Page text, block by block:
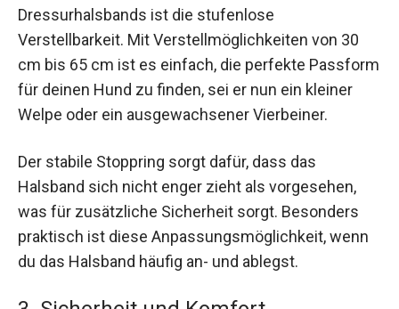
Dressurhalsbands ist die stufenlose
Verstellbarkeit. Mit Verstellmöglichkeiten von 30
cm bis 65 cm ist es einfach, die perfekte Passform
für deinen Hund zu finden, sei er nun ein kleiner
Welpe oder ein ausgewachsener Vierbeiner.
Der stabile Stoppring sorgt dafür, dass das
Halsband sich nicht enger zieht als vorgesehen,
was für zusätzliche Sicherheit sorgt. Besonders
praktisch ist diese Anpassungsmöglichkeit, wenn
du das Halsband häufig an- und ablegst.